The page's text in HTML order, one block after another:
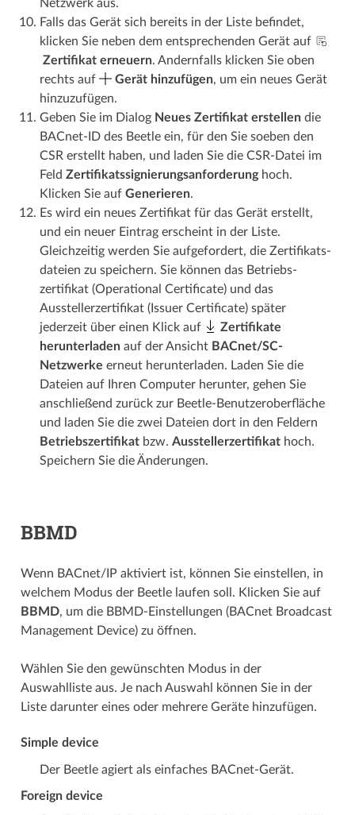
Netzwerk aus.
Falls das Gerät sich bereits in der Liste befindet,
klicken Sie neben dem entsprechenden Gerät auf
Zertifikat erneuern. Andernfalls klicken Sie oben
rechts auf
Gerät hinzufügen, um ein neues Gerät
hinzuzufügen.
Geben Sie im Dialog Neues Zertifikat erstellendie
BACnet-ID des Beetle ein, für den Sie soeben den
CSR erstellt haben, und laden Sie die CSR-Datei im
Feld Zertifikats­­signierungs­­anforderunghoch.
Klicken Sie auf Generieren.
Es wird ein neues Zertifikat für das Gerät erstellt,
und ein neuer Eintrag erscheint in der Liste.
Gleichzeitig werden Sie aufgefordert, die Zertifikats­­
dateien zu speichern. Sie können das Betriebs­­
zertifikat (Operational Certificate) und das
Aussteller­­zertifikat (Issuer Certificate) später
jederzeit über einen Klick auf
Zertifikate
herunterladenauf der Ansicht BACnet/SC-
Netzwerke erneut herunterladen. Laden Sie die
Dateien auf Ihren Computer herunter, gehen Sie
anschließend zurück zur Beetle-Benutzer­­oberfläche
und laden Sie die zwei Dateien dort in den Feldern
Betriebs­­zertifikatbzw. Aussteller­­zertifikathoch.
Speichern Sie die Änderungen.
BBMD
Wenn BACnet/IP aktiviert ist, können Sie einstellen, in
welchem Modus der Beetle laufen soll. Klicken Sie auf
BBMD, um die BBMD-Einstellungen (BACnet Broadcast
Management Device) zu öffnen.
Wählen Sie den gewünschten Modus in der
Auswahlliste aus. Je nach Auswahl können Sie in der
Liste darunter eines oder mehrere Geräte hinzufügen.
Simple device
Der Beetle agiert als einfaches BACnet-Gerät.
Foreign device